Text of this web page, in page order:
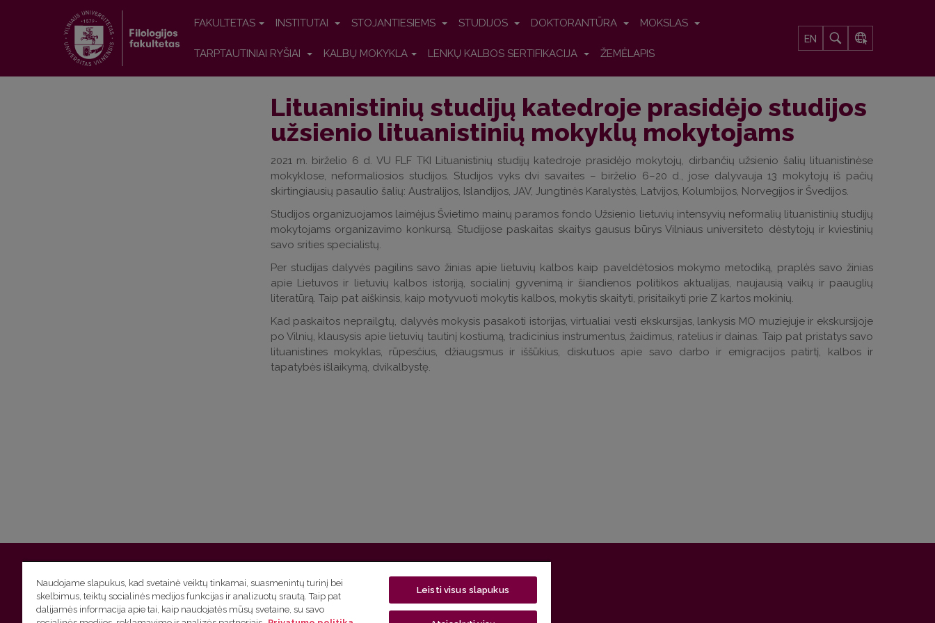
FAKULTETAS INSTITUTAI STOJANTIESIEMS STUDIJOS DOKTORANTŪRA MOKSLAS
TARPTAUTINIAI RYŠIAI KALBŲ MOKYKLA LENKŲ KALBOS SERTIFIKACIJA ŽEMĖLAPIS
EN
Lituanistinių studijų katedroje prasidėjo studijos
užsienio lituanistinių mokyklų mokytojams
2021 m. birželio 6 d. VU FLF TKI Lituanistinių studijų katedroje prasidėjo mokytojų, dirbančių užsienio šalių lituanistinėse
mokyklose, neformaliosios studijos. Studijos vyks dvi savaites – birželio 6–20 d., jose dalyvauja 13 mokytojų iš pačių
skirtingiausių pasaulio šalių: Australijos, Islandijos, JAV, Jungtinės Karalystės, Latvijos, Kolumbijos, Norvegijos ir Švedijos.
Studijos organizuojamos laimėjus Švietimo mainų paramos fondo Užsienio lietuvių intensyvių neformalių lituanistinių studijų
mokytojams organizavimo konkursą. Studijose paskaitas skaitys gausus būrys Vilniaus universiteto dėstytojų ir kviestinių
savo srities specialistų.
Per studijas dalyvės pagilins savo žinias apie lietuvių kalbos kaip paveldėtosios mokymo metodiką, praplės savo žinias
apie Lietuvos ir lietuvių kalbos istoriją, socialinį gyvenimą ir šiandienos politikos aktualijas, naujausią vaikų ir paauglių
literatūrą. Taip pat aiškinsis, kaip motyvuoti mokytis kalbos, mokytis skaityti, prisitaikyti prie Z kartos mokinių.
Kad paskaitos neprailgtų, dalyvės mokysis pasakoti istorijas, virtualiai vesti ekskursijas, lankysis MO muziejuje ir ekskursijoje
po Vilnių, klausysis apie lietuvių tautinį kostiumą, tradicinius instrumentus, žaidimus, ratelius ir dainas. Taip pat pristatys savo
lituanistines mokyklas, rūpesčius, džiaugsmus ir iššūkius, diskutuos apie savo darbo ir emigracijos patirtį, kalbos ir
tapatybės išlaikymą, dvikalbystę.
Vilniaus universitetas Filologijos fakultetas | Universiteto g. 5, LT-01131 Vilnius
Studijų skyriaus(studijų ir tvarkaraščio klausimai) tel. (0 5) 268 7208 | El. paštasstudijos@flf.vu.lt
Naudojame slapukus, kad svetainė veiktų tinkamai, suasmenintų turinį bei
skelbimus, teiktų socialinės medijos funkcijas ir analizuotų srautą. Taip pat
dalijamės informacija apie tai, kaip naudojatės mūsų svetaine, su savo
Leisti visus slapukus